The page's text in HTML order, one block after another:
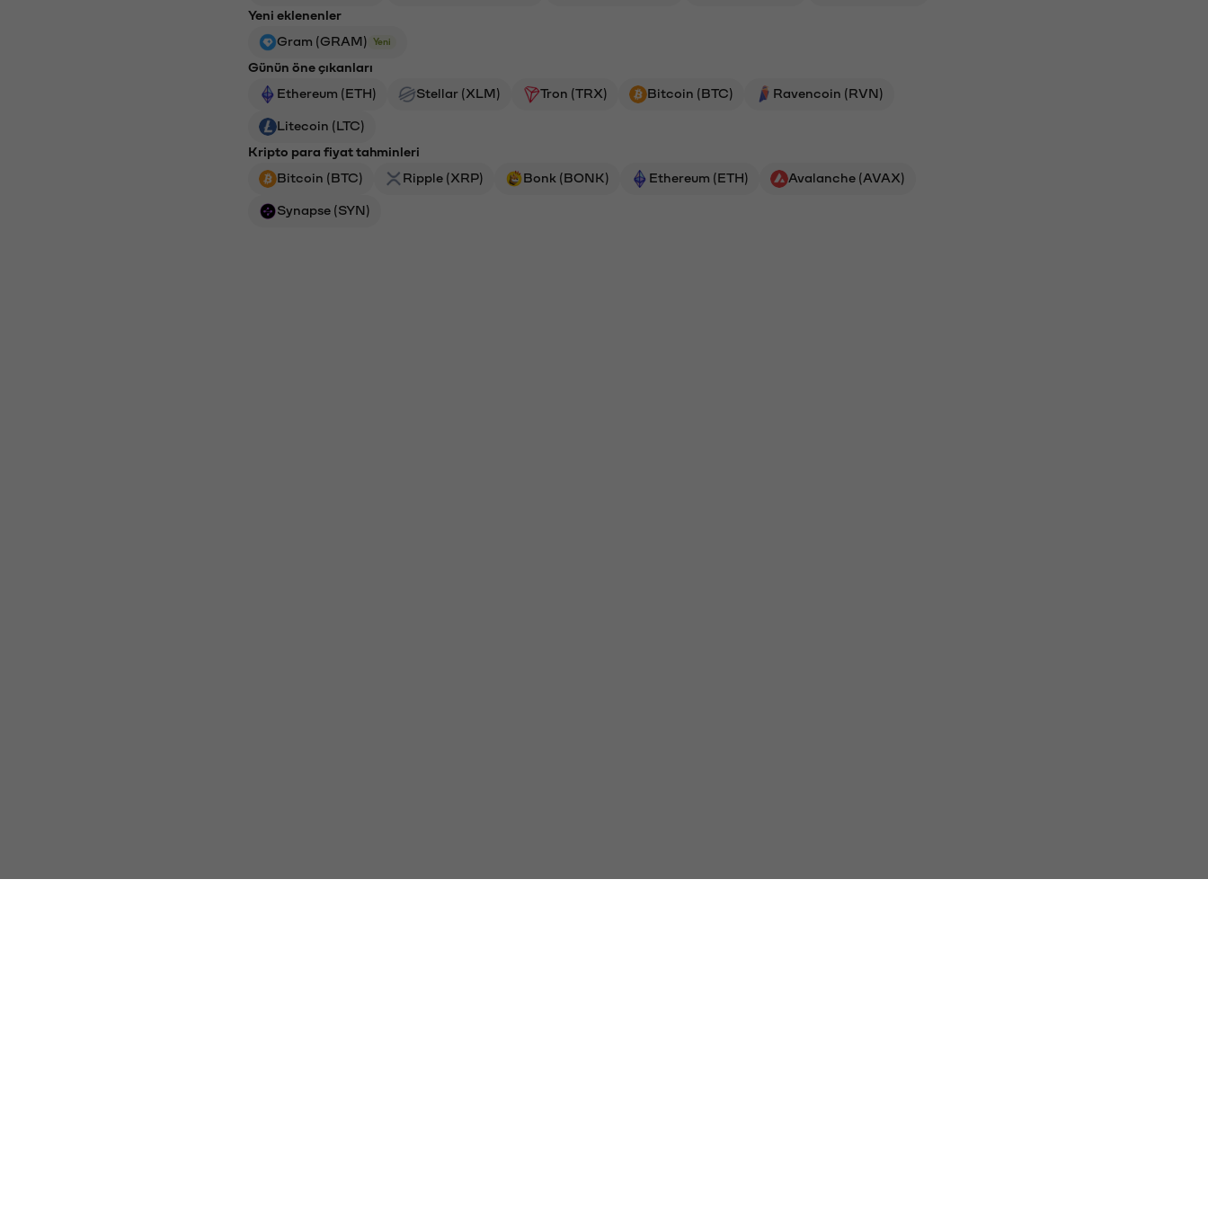
Yeni eklenenler
Gram (GRAM)
Yeni
Günün öne çıkanları
Ethereum (ETH)
Stellar (XLM) Tron (TRX) Bitcoin (BTC) Ravencoin (RVN)
Litecoin (LTC)
Kripto para fiyat tahminleri
Bitcoin (BTC)
Ripple (XRP) Bonk (BONK) Ethereum (ETH) Avalanche (AVAX)
Synapse (SYN)